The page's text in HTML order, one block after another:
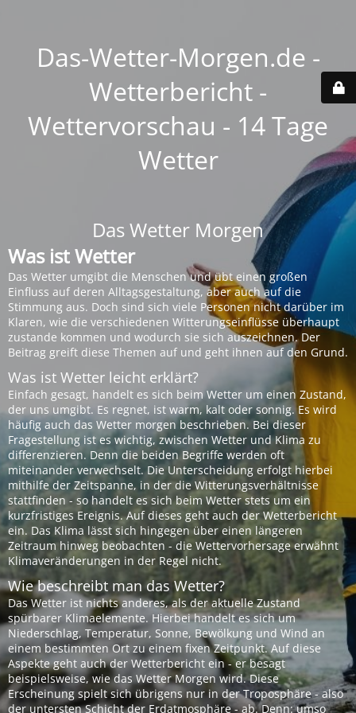
Das-Wetter-Morgen.de -
Wetterbericht -
Wettervorschau - 14 Tage
Wetter
Das Wetter Morgen
Was ist Wetter
Das Wetter umgibt die Menschen und übt einen großen
Einfluss auf deren Alltagsgestaltung, aber auch auf die
Stimmung aus. Doch sind sich viele Personen nicht darüber im
Klaren, wie die verschiedenen Witterungseinflüsse überhaupt
zustande kommen und wodurch sie sich auszeichnen. Der
Beitrag greift diese Themen auf und geht ihnen auf den Grund.
Was ist Wetter leicht erklärt?
Einfach gesagt, handelt es sich beim Wetter um einen Zustand,
der uns umgibt. Es regnet, ist warm, kalt oder sonnig. Es wird
häufig auch das Wetter morgen beschrieben. Bei dieser
Fragestellung ist es wichtig, zwischen Wetter und Klima zu
differenzieren. Denn die beiden Begriffe werden oft
miteinander verwechselt. Die Unterscheidung erfolgt hierbei
mithilfe der Zeitspanne, in der die Witterungsverhältnisse
stattfinden - so handelt es sich beim Wetter stets um ein
kurzfristiges Ereignis. Auf dieses geht auch der Wetterbericht
ein. Das Klima lässt sich hingegen über einen längeren
Zeitraum hinweg beobachten - die Wettervorhersage erwähnt
Klimaveränderungen in der Regel nicht.
Wie beschreibt man das Wetter?
Das Wetter ist nichts anderes, als der aktuelle Zustand
spürbarer Klimaelemente. Hierbei handelt es sich um
Niederschlag, Temperatur, Sonne, Bewölkung und Wind an
einem bestimmten Ort zu einem fixen Zeitpunkt. Auf diese
Aspekte geht auch der Wetterbericht ein - er besagt
beispielsweise, wie das Wetter Morgen wird. Diese
Erscheinung spielt sich übrigens nur in der Troposphäre - also
der untersten Schicht der Erdatmosphäre - ab. Denn: umso